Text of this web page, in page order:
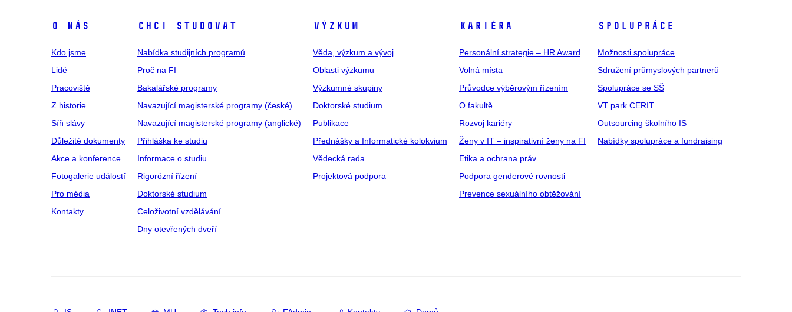
O NÁS
Kdo jsme
Lidé
Pracoviště
Z historie
Síň slávy
Důležité dokumenty
Akce a konference
Fotogalerie událostí
Pro média
Kontakty
CHCI STUDOVAT
Nabídka studijních programů
Proč na FI
Bakalářské programy
Navazující magisterské programy (české)
Navazující magisterské programy (anglické)
Přihláška ke studiu
Informace o studiu
Rigorózní řízení
Doktorské studium
Celoživotní vzdělávání
Dny otevřených dveří
VÝZKUM
Věda, výzkum a vývoj
Oblasti výzkumu
Výzkumné skupiny
Doktorské studium
Publikace
Přednášky a Informatické kolokvium
Vědecká rada
Projektová podpora
KARIÉRA
Personální strategie – HR Award
Volná místa
Průvodce výběrovým řízením
O fakultě
Rozvoj kariéry
Ženy v IT – inspirativní ženy na FI
Etika a ochrana práv
Podpora genderové rovnosti
Prevence sexuálního obtěžování
SPOLUPRÁCE
Možnosti spolupráce
Sdružení průmyslových partnerů
Spolupráce se SŠ
VT park CERIT
Outsourcing školního IS
Nabídky spolupráce a fundraising